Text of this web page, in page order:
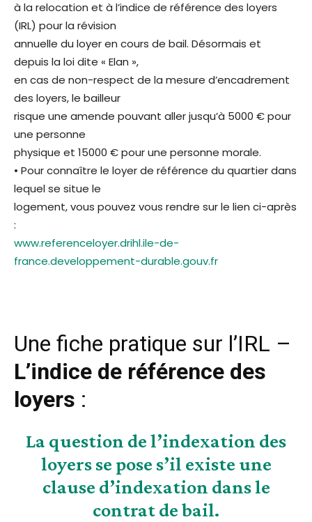
à la relocation et à l’indice de référence des loyers
(IRL) pour la révision
annuelle du loyer en cours de bail. Désormais et
depuis la loi dite « Elan »,
en cas de non-respect de la mesure d’encadrement
des loyers, le bailleur
risque une amende pouvant aller jusqu’à 5000 € pour
une personne
physique et 15000 € pour une personne morale.
• Pour connaître le loyer de référence du quartier dans
lequel se situe le
logement, vous pouvez vous rendre sur le lien ci-après
:
www.referenceloyer.drihl.ile-de-
france.developpement-durable.gouv.fr
Une fiche pratique sur l’IRL –
L’indice de référence des
loyers :
La question de l’indexation des
loyers se pose s’il existe une
clause d’indexation dans le
contrat de bail.